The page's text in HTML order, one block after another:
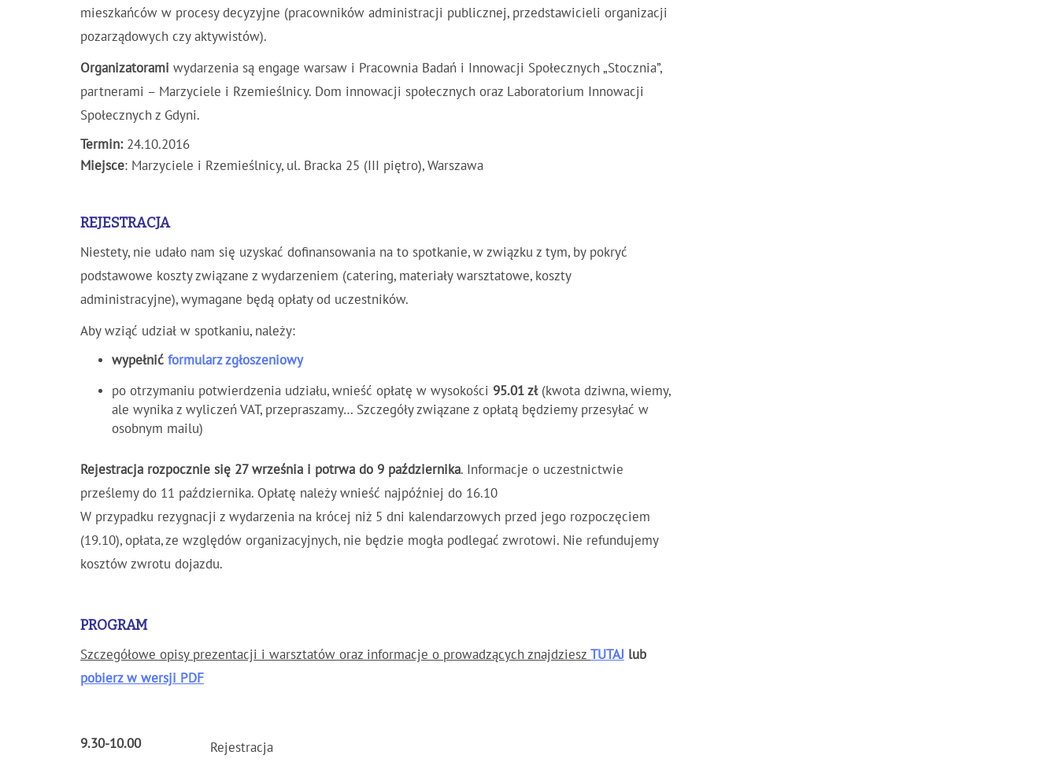
mieszkańców w procesy decyzyjne (pracowników administracji publicznej, przedstawicieli organizacji
pozarządowych czy aktywistów).
Organizatorami wydarzenia są engage warsaw i Pracownia Badań i Innowacji Społecznych „Stocznia”,
partnerami – Marzyciele i Rzemieślnicy. Dom innowacji społecznych oraz Laboratorium Innowacji
Społecznych z Gdyni.
Termin:24.10.2016
Miejsce: Marzyciele i Rzemieślnicy, ul. Bracka 25 (III piętro), Warszawa
REJESTRACJA
Niestety, nie udało nam się uzyskać dofinansowania na to spotkanie, w związku z tym, by pokryć
podstawowe koszty związane z wydarzeniem (catering, materiały warsztatowe, koszty
administracyjne), wymagane będą opłaty od uczestników.
Aby wziąć udział w spotkaniu, należy:
wypełnić formularz zgłoszeniowy
po otrzymaniu potwierdzenia udziału, wnieść opłatę w wysokości 95.01 zł (kwota dziwna, wiemy,
ale wynika z wyliczeń VAT, przepraszamy… Szczegóły związane z opłatą będziemy przesyłać w
osobnym mailu)
Rejestracja rozpocznie się 27 września i potrwa do 9 października. Informacje o uczestnictwie
prześlemy do 11 października. Opłatę należy wnieść najpóźniej do 16.10
W przypadku rezygnacji z wydarzenia na krócej niż 5 dni kalendarzowych przed jego rozpoczęciem
(19.10), opłata, ze względów organizacyjnych, nie będzie mogła podlegać zwrotowi. Nie refundujemy
kosztów zwrotu dojazdu.
PROGRAM
Szczegółowe opisy prezentacji i warsztatów oraz informacje o prowadzących znajdziesz TUTAJ lub
pobierz w wersji PDF
9.30-10.00
Rejestracja